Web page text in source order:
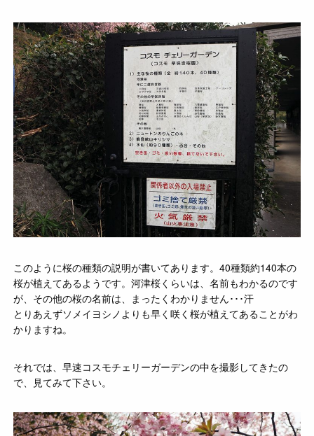
このように桜の種類の説明が書いてあります。40種類約140本の
桜が植えてあるようです。河津桜くらいは、名前もわかるのです
が、その他の桜の名前は、まったくわかりません･･･汗
とりあえずソメイヨシノよりも早く咲く桜が植えてあることがわ
かりますね。
それでは、早速コスモチェリーガーデンの中を撮影してきたの
で、見てみて下さい。